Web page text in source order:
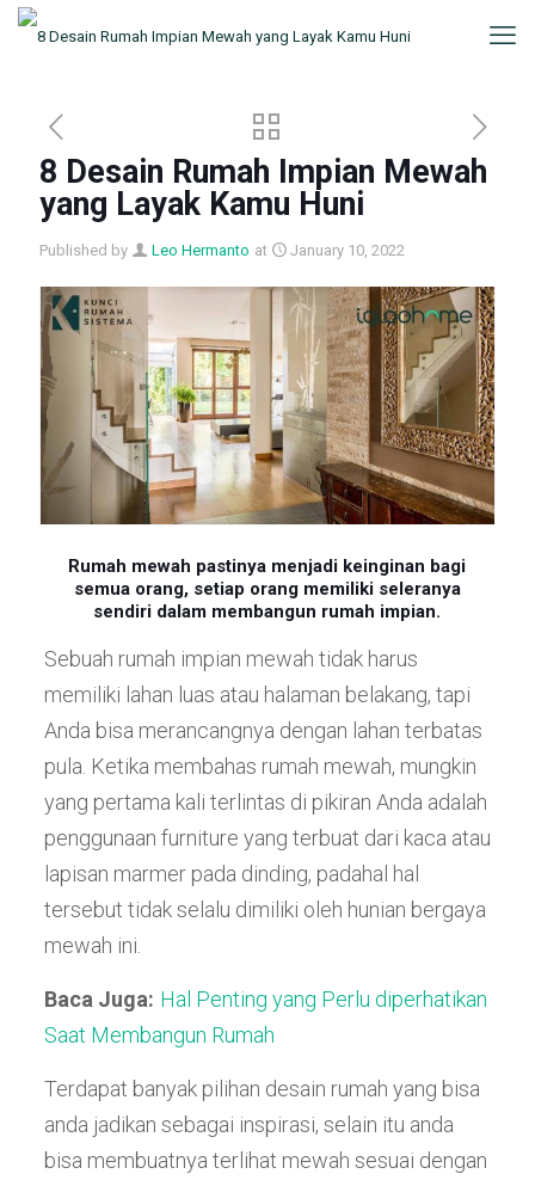
8 Desain Rumah Impian Mewah
yang Layak Kamu Huni
Published by Leo Hermanto at January 10, 2022
Rumah mewah pastinya menjadi keinginan bagi
semua orang, setiap orang memiliki seleranya
sendiri dalam membangun rumah impian.
Sebuah rumah impian mewah tidak harus
memiliki lahan luas atau halaman belakang, tapi
Anda bisa merancangnya dengan lahan terbatas
pula. Ketika membahas rumah mewah, mungkin
yang pertama kali terlintas di pikiran Anda adalah
penggunaan furniture yang terbuat dari kaca atau
lapisan marmer pada dinding, padahal hal
tersebut tidak selalu dimiliki oleh hunian bergaya
mewah ini.
Baca Juga: Hal Penting yang Perlu diperhatikan
Saat Membangun Rumah
Terdapat banyak pilihan desain rumah yang bisa
anda jadikan sebagai inspirasi, selain itu anda
bisa membuatnya terlihat mewah sesuai dengan